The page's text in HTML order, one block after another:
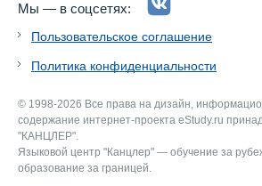
Мы — в соцсетях:
Пользовательское соглашение
Политика конфиденциальности
© 1998-2026 Все права на дизайн,
содержание интернет-проекта eStudy.ru
"КАНЦЛЕР".
Языковой центр "Канцлер" — обучение за
образование за границей.